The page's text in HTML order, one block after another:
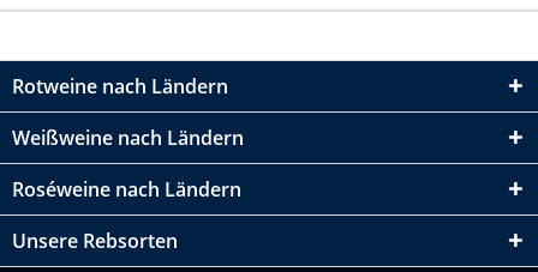
Rotweine nach Ländern
Weißweine nach Ländern
Roséweine nach Ländern
Unsere Rebsorten